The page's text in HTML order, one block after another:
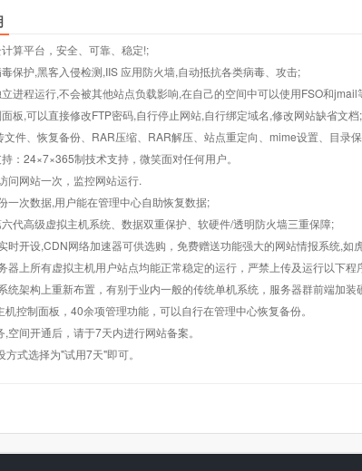
算平台，安全、可靠、稳定!;
保护,黑客入侵检测,IIS 应用防火墙,自动抵抗各类病毒、攻击;
进程运行,不会被其他站点负载影响,在自己的空间中可以使用FSO和jmail
板,可以直接修改FTP密码,自行停止网站,自行绑定域名,修改网站缺省文档;
文件、恢复备份、RAR压缩、RAR解压、站点重定向、mime设置、目
：24×7×365制技术支持，微笑面对任何用户。
问网站一次，监控网站运行.
一次数据,用户能在管理中心自助恢复数据;
代高级虚拟主机系统、数据双重保护、软硬件/透明防火墙三重保障;
时开设,CDN网络加速器可供选购，免费赠送功能强大的网站情报系统,如
器上所有虚拟主机用户站点均能正常稳定的运行，严禁上传及运行以下
统架构上重新布置，有别于业内一般的传统单机系统，服务器群前端加
控制面板，40余项管理功能，可以自行在管理中心恢复备份。
空间开通后，请于7天内进行网站备案。
式选择为"试用7天"即可。